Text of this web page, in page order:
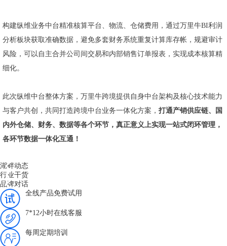
构建纵维业务中台精准核算平台、物流、仓储费用，通过万里牛BI利润
分析板块获取准确数据，避免多套财务系统重复计算库存帐，规避审计
风险，可以自主合并公司间交易和内部销售订单报表，实现成本核算精
细化。
此次纵维中台整体方案，万里牛跨境提供自身中台架构及核心技术能力
与客户共创，共同打造跨境中台业务一体化方案， 打通产销供应链、国
内外仓储、财务、数据等各个环节，真正意义上实现一站式闭环管理，
各环节数据一体化互通！
湖畔动态
行业干货
品牌对话
全线产品免费试用
7*12小时在线客服
每周定期培训